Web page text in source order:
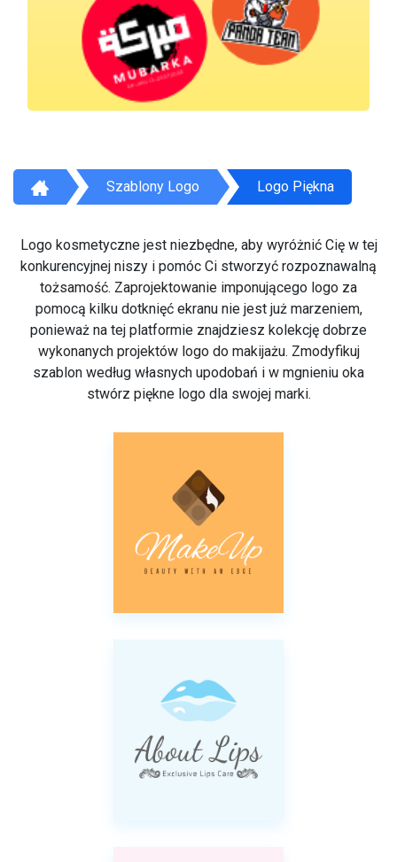
Szablony Logo Logo Piękna
Logo kosmetyczne jest niezbędne, aby wyróżnić Cię w tej
konkurencyjnej niszy i pomóc Ci stworzyć rozpoznawalną
tożsamość. Zaprojektowanie imponującego logo za
pomocą kilku dotknięć ekranu nie jest już marzeniem,
ponieważ na tej platformie znajdziesz kolekcję dobrze
wykonanych projektów logo do makijażu. Zmodyfikuj
szablon według własnych upodobań i w mgnieniu oka
stwórz piękne logo dla swojej marki.